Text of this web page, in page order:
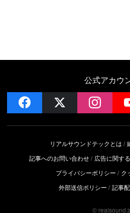
公式アカウ
facebook
リアルサウンドテックとは
記事へのお問い合わせ
広告に関す
プライバシーポリシー
ク
外部送信ポリシー
記事
©